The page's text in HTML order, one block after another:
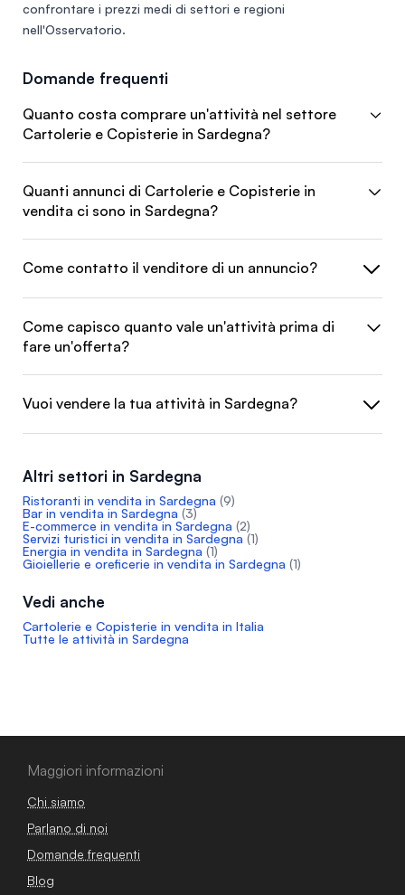
confrontare i prezzi medi di settori e regioni
nell'Osservatorio.
Domande frequenti
Quanto costa comprare un'attività nel settore
Cartolerie e Copisterie in Sardegna?
Quanti annunci di Cartolerie e Copisterie in
vendita ci sono in Sardegna?
Come contatto il venditore di un annuncio?
Come capisco quanto vale un'attività prima di
fare un'offerta?
Vuoi vendere la tua attività in Sardegna?
Altri settori in Sardegna
Ristoranti in vendita in Sardegna (9)
Bar in vendita in Sardegna (3)
E-commerce in vendita in Sardegna (2)
Servizi turistici in vendita in Sardegna (1)
Energia in vendita in Sardegna (1)
Gioiellerie e oreficerie in vendita in Sardegna (1)
Vedi anche
Cartolerie e Copisterie in vendita in Italia
Tutte le attività in Sardegna
Maggiori informazioni
Chi siamo
Parlano di noi
Domande frequenti
Blog